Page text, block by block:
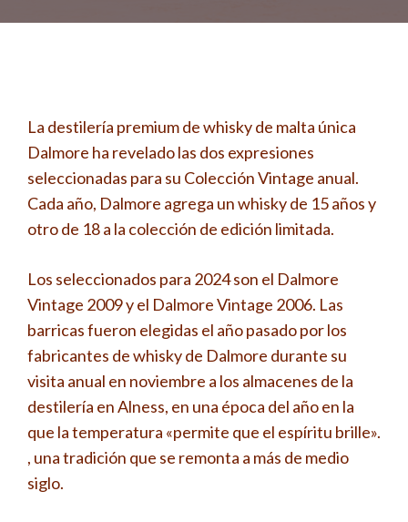
La destilería premium de whisky de malta única
Dalmore ha revelado las dos expresiones
seleccionadas para su Colección Vintage anual.
Cada año, Dalmore agrega un whisky de 15 años y
otro de 18 a la colección de edición limitada.
Los seleccionados para 2024 son el Dalmore
Vintage 2009 y el Dalmore Vintage 2006. Las
barricas fueron elegidas el año pasado por los
fabricantes de whisky de Dalmore durante su
visita anual en noviembre a los almacenes de la
destilería en Alness, en una época del año en la
que la temperatura «permite que el espíritu brille».
, una tradición que se remonta a más de medio
siglo.